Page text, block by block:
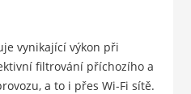
vynikající výkon při
filtrování příchozího a
a to i přes Wi-Fi sítě.